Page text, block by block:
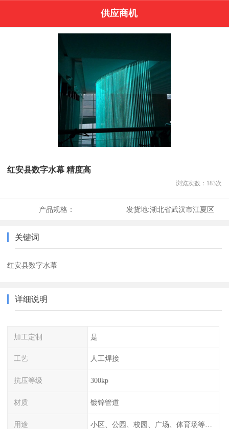
供应商机
红安县数字水幕 精度高
浏览次数： 183次
产品规格： 发货地:湖北省武汉市江夏区
关键词
红安县数字水幕
详细说明
加工定制 是
工艺 人工焊接
抗压等级 300kp
材质 镀锌管道
用途 小区、公园、校园、广场、体育场等公共场所